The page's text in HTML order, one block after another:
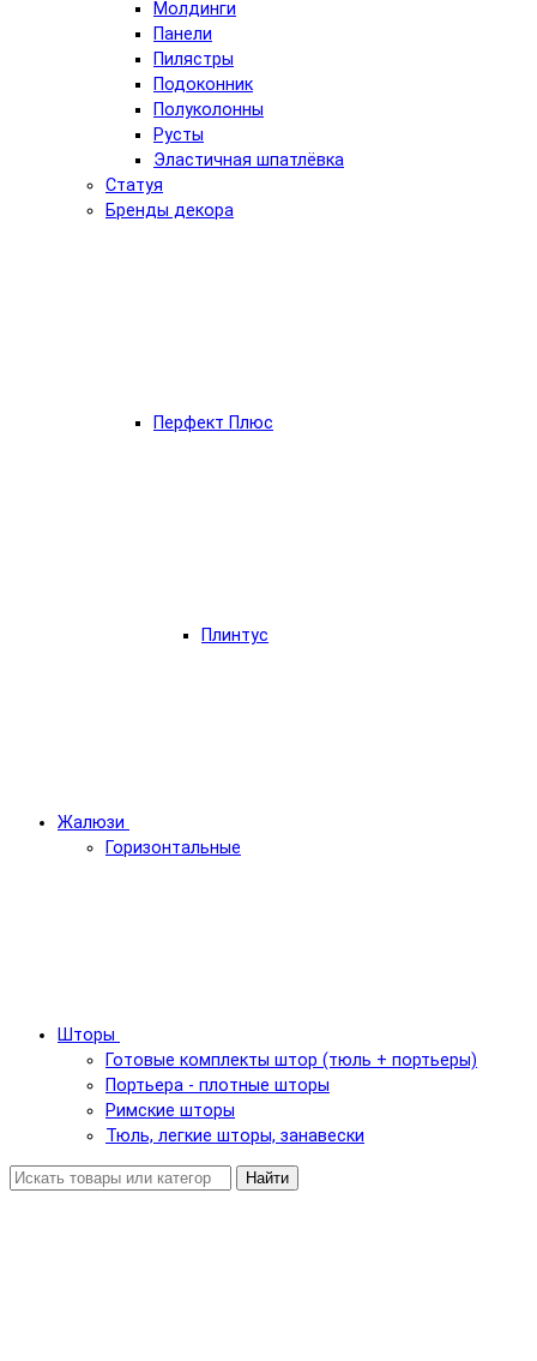
Молдинги
Панели
Пилястры
Подоконник
Полуколонны
Русты
Эластичная шпатлёвка
Статуя
Бренды декора
Перфект Плюс
Плинтус
Жалюзи
Горизонтальные
Шторы
Готовые комплекты штор (тюль + портьеры)
Портьера - плотные шторы
Римские шторы
Тюль, легкие шторы, занавески
Найти